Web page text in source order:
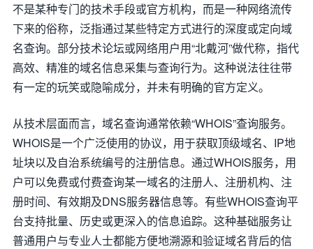
不是某种专门的技术手段或官方机构，而是一种网络流传
下来的俗称，泛指通过某些特定方式进行的深度或定向域
名查询。部分技术论坛或网络用户用“北戴河”做代称，指代
高效、精准的域名信息采集与查询行为。这种说法往往带
有一定的玩笑或隐喻成分，并未有明确的官方定义。
从技术层面而言，域名查询通常依赖“WHOIS”查询服务。
WHOIS是一个广泛使用的协议，用于获取顶级域名、IP地
址块以及自治系统编号的注册信息。通过WHOIS服务，用
户可以免费或付费查询某一域名的注册人、注册机构、注
册时间、有效期及DNS服务器信息等。有些WHOIS查询平
台支持批量、历史或更深入的信息追踪。这种基础服务让
普通用户与专业人士都能方便地溯源和验证域名背后的信